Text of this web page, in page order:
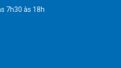
7h30 às 18h